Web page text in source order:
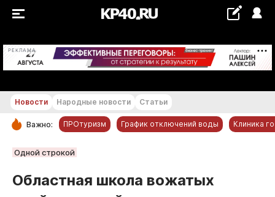
РЕКЛАМА +16...+17 °С
РУБРИКИ
Новости Народные новости Статьи
Важно: ПРОтуризм График отключений воды Клиника
Одной строкой
Областная школа вожатых